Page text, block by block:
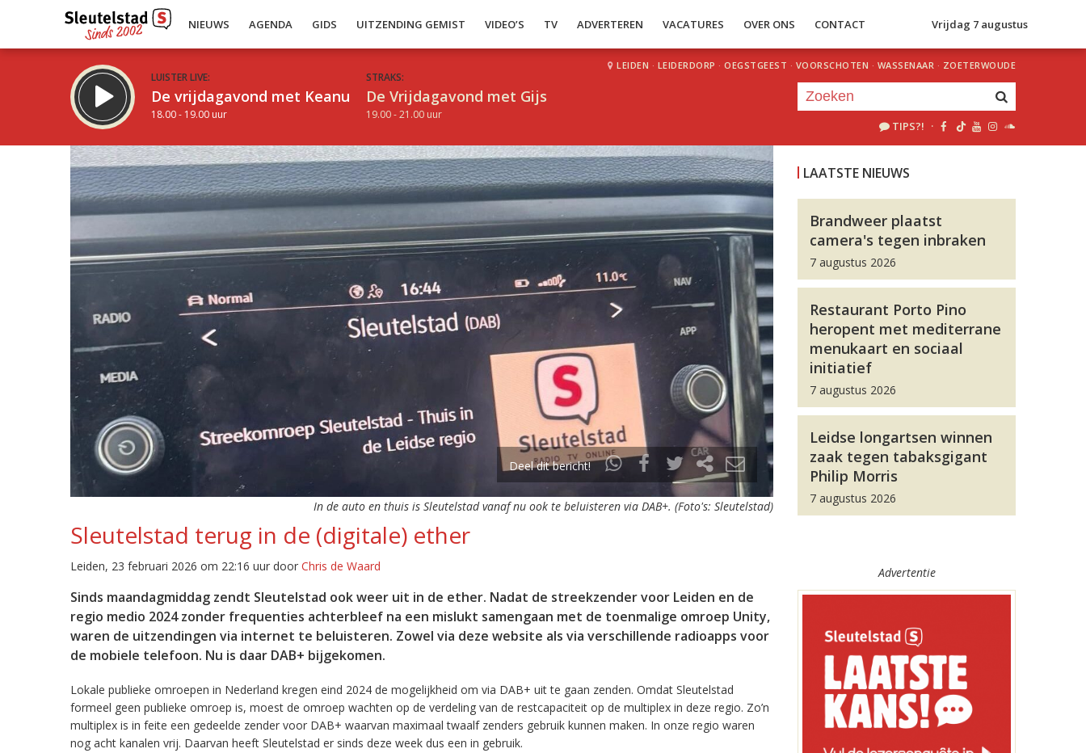
NIEUWS AGENDA GIDS UITZENDING GEMIST VIDEO’S TV ADVERTEREN VACATURES OVER ONS CONTACT Vrijdag 7 augustus
LUISTER LIVE:
De vrijdagavond met Keanu
18.00 - 19.00 uur
STRAKS:
De Vrijdagavond met Gijs
19.00 - 21.00 uur
LEIDEN · LEIDERDORP · OEGSTGEEST · VOORSCHOTEN · WASSENAAR · ZOETERWOUDE
TIPS?! ·
Deel dit bericht!
In de auto en thuis is Sleutelstad vanaf nu ook te beluisteren via DAB+. (Foto's: Sleutelstad)
Sleutelstad terug in de (digitale) ether
Leiden, 23 februari 2026 om 22:16 uur door Chris de Waard
Sinds maandagmiddag zendt Sleutelstad ook weer uit in de ether. Nadat de streekzender voor Leiden en de
regio medio 2024 zonder frequenties achterbleef na een mislukt samengaan met de toenmalige omroep Unity,
waren de uitzendingen via internet te beluisteren. Zowel via deze website als via verschillende radioapps voor
de mobiele telefoon. Nu is daar DAB+ bijgekomen.
Lokale publieke omroepen in Nederland kregen eind 2024 de mogelijkheid om via DAB+ uit te gaan zenden. Omdat Sleutelstad
formeel geen publieke omroep is, moest de omroep wachten op de verdeling van de restcapaciteit op de multiplex in deze regio. Zo’n
multiplex is in feite een gedeelde zender voor DAB+ waarvan maximaal twaalf zenders gebruik kunnen maken. In onze regio waren
nog acht kanalen vrij. Daarvan heeft Sleutelstad er sinds deze week dus een in gebruik.
LAATSTE NIEUWS
Brandweer plaatst
camera's tegen inbraken
7 augustus 2026
Restaurant Porto Pino
heropent met mediterrane
menukaart en sociaal
initiatief
7 augustus 2026
Leidse longartsen winnen
zaak tegen tabaksgigant
Philip Morris
7 augustus 2026
Advertentie